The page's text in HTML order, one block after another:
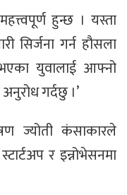
हुन्छ । यस्ता
सिर्जना गर्न हौसला
भएका युवालाई आफ्नो
अनुरोध गर्दछु ।’
ज्योती कंसाकारले
र इन्नोभेसनमा